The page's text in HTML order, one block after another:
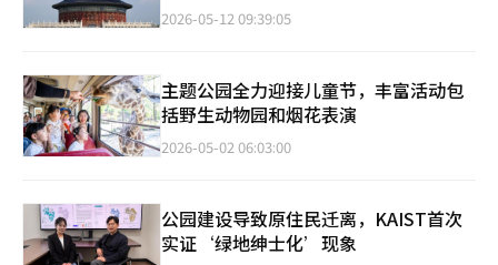
2026-05-12 09:39:05
主题公园全力迎接儿童节，丰富活动包
括野生动物园和烟花表演
2026-05-02 06:03:00
公园建设导致原住民迁离，KAIST首次
实证‘绿地绅士化’现象